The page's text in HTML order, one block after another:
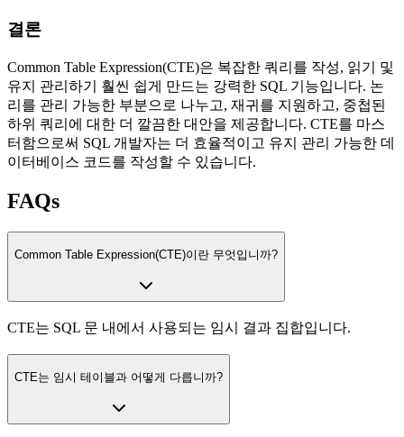
결론
Common Table Expression(CTE)은 복잡한 쿼리를 작성, 읽기 및
유지 관리하기 훨씬 쉽게 만드는 강력한 SQL 기능입니다. 논
리를 관리 가능한 부분으로 나누고, 재귀를 지원하고, 중첩된
하위 쿼리에 대한 더 깔끔한 대안을 제공합니다. CTE를 마스
터함으로써 SQL 개발자는 더 효율적이고 유지 관리 가능한 데
이터베이스 코드를 작성할 수 있습니다.
FAQs
Common Table Expression(CTE)이란 무엇입니까?
CTE는 SQL 문 내에서 사용되는 임시 결과 집합입니다.
CTE는 임시 테이블과 어떻게 다릅니까?